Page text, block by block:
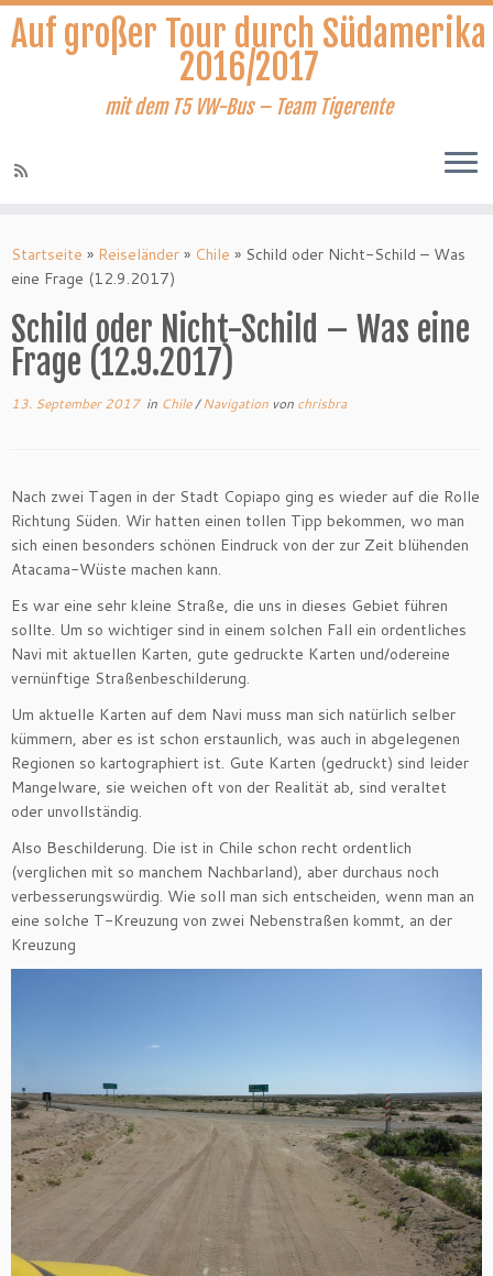
Inhalt
springen
Auf großer Tour durch Südamerika
2016/2017
mit dem T5 VW-Bus – Team Tigerente
Startseite » Reiseländer » Chile » Schild oder Nicht-Schild – Was
eine Frage (12.9.2017)
Schild oder Nicht-Schild – Was eine
Frage (12.9.2017)
13. September 2017in Chile/Navigation von chrisbra
Nach zwei Tagen in der Stadt Copiapo ging es wieder auf die Rolle
Richtung Süden. Wir hatten einen tollen Tipp bekommen, wo man
sich einen besonders schönen Eindruck von der zur Zeit blühenden
Atacama-Wüste machen kann.
Es war eine sehr kleine Straße, die uns in dieses Gebiet führen
sollte. Um so wichtiger sind in einem solchen Fall ein ordentliches
Navi mit aktuellen Karten, gute gedruckte Karten und/odereine
vernünftige Straßenbeschilderung.
Um aktuelle Karten auf dem Navi muss man sich natürlich selber
kümmern, aber es ist schon erstaunlich, was auch in abgelegenen
Regionen so kartographiert ist. Gute Karten (gedruckt) sind leider
Mangelware, sie weichen oft von der Realität ab, sind veraltet
oder unvollständig.
Also Beschilderung. Die ist in Chile schon recht ordentlich
(verglichen mit so manchem Nachbarland), aber durchaus noch
verbesserungswürdig. Wie soll man sich entscheiden, wenn man an
eine solche T-Kreuzung von zwei Nebenstraßen kommt, an der
Kreuzung